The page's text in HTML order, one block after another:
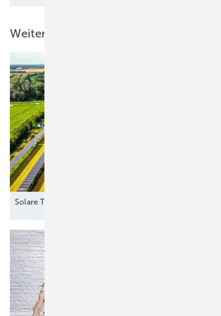
Weitere Inhalte
SolareTrackeranlage